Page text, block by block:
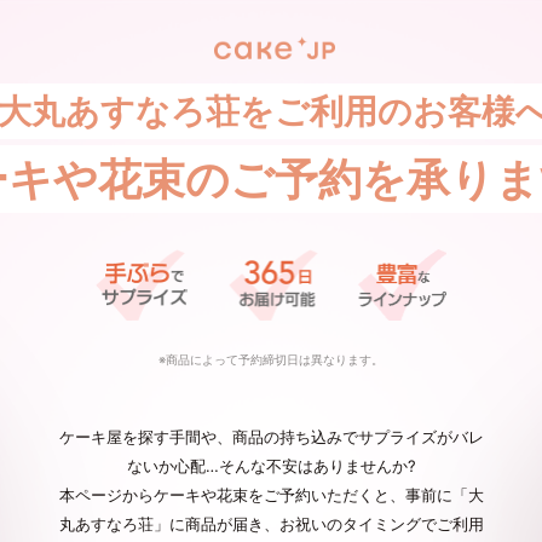
丸あすなろ荘をご利用のお客様
や花束のご予約を承り
※商品によって予約締切日は異なります。
ケーキ屋を探す手間や、商品の持ち込みでサプライズがバレ
ないか心配…そんな不安はありませんか?
本ページからケーキや花束をご予約いただくと、事前に「大
丸あすなろ荘」に商品が届き、お祝いのタイミングでご利用